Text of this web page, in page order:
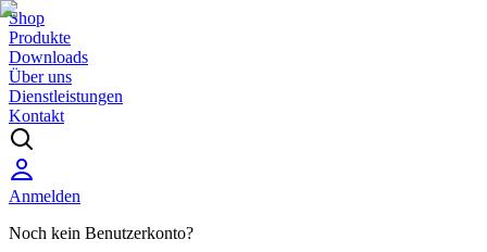
Shop
Produkte
Downloads
Über uns
Dienstleistungen
Kontakt
Anmelden
Noch kein Benutzerkonto?